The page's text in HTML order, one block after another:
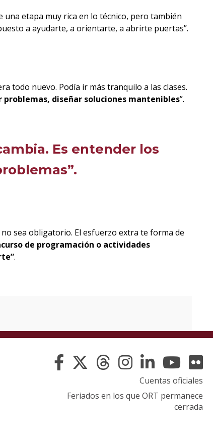
etapa muy rica en lo técnico, pero también
a ayudarte, a orientarte, a abrirte puertas”.
todo nuevo. Podía ir más tranquilo a las clases.
problemas, diseñar soluciones mantenibles”.
Es entender los
sea obligatorio. El esfuerzo extra te forma de
de programación o actividades
.
Cuentas oficiales
Feriados en los que ORT permanece
cerrada